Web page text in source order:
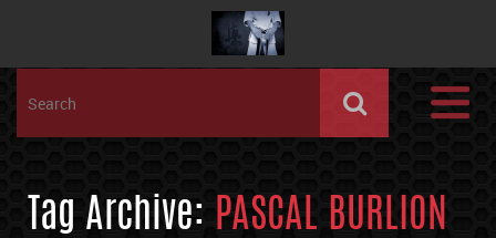
Tag Archive: PASCAL BURLION